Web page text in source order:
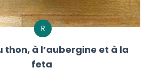
R
thon, à l’aubergine et à la
feta